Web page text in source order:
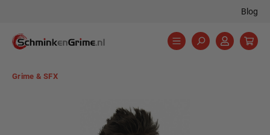
Blog
Grime & SFX
Afbeeldingengalerij overslaan